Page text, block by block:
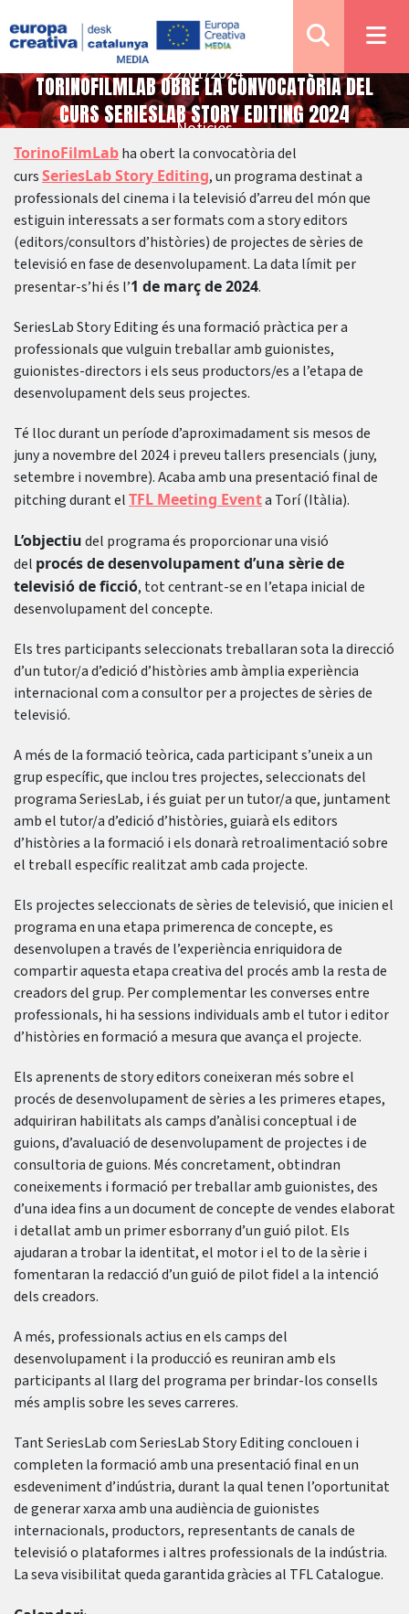
Notícies
TORINOFILMLAB OBRE LA CONVOCATÒRIA DEL
CURS SERIESLAB STORY EDITING 2024
22/01/2024
TorinoFilmLabha obert la convocatòria del
cursSeriesLab Story Editing, un programa destinat a
professionals del cinema i la televisió d’arreu del món que
estiguin interessats a ser formats com a story editors
(editors/consultors d’històries) de projectes de sèries de
televisió en fase de desenvolupament. La data límit per
presentar-s’hi és l’1 de març de 2024.
SeriesLab Story Editing és una formació pràctica per a
professionals que vulguin treballar amb guionistes,
guionistes-directors i els seus productors/es a l’etapa de
desenvolupament dels seus projectes.
Té lloc durant un període d’aproximadament sis mesos de
juny a novembre del 2024 i preveu tallers presencials (juny,
setembre i novembre). Acaba amb una presentació final de
pitching durant elTFL Meeting Eventa Torí (Itàlia).
L’objectiudel programa és proporcionar una visió
del procés de desenvolupament d’una sèrie de
televisió de ficció, tot centrant-se en l’etapa inicial de
desenvolupament del concepte.
Els tres participants seleccionats treballaran sota la direcció
d’un tutor/a d’edició d’històries amb àmplia experiència
internacional com a consultor per a projectes de sèries de
televisió.
A més de la formació teòrica, cada participant s’uneix a un
grup específic, que inclou tres projectes, seleccionats del
programa SeriesLab, i és guiat per un tutor/a que, juntament
amb el tutor/a d’edició d’històries, guiarà els editors
d’històries a la formació i els donarà retroalimentació sobre
el treball específic realitzat amb cada projecte.
Els projectes seleccionats de sèries de televisió, que inicien el
programa en una etapa primerenca de concepte, es
desenvolupen a través de l’experiència enriquidora de
compartir aquesta etapa creativa del procés amb la resta de
creadors del grup. Per complementar les converses entre
professionals, hi ha sessions individuals amb el tutor i editor
d’històries en formació a mesura que avança el projecte.
Els aprenents de story editors coneixeran més sobre el
procés de desenvolupament de sèries a les primeres etapes,
adquiriran habilitats als camps d’anàlisi conceptual i de
guions, d’avaluació de desenvolupament de projectes i de
consultoria de guions. Més concretament, obtindran
coneixements i formació per treballar amb guionistes, des
d’una idea fins a un document de concepte de vendes elaborat
i detallat amb un primer esborrany d’un guió pilot. Els
ajudaran a trobar la identitat, el motor i el to de la sèrie i
fomentaran la redacció d’un guió de pilot fidel a la intenció
dels creadors.
A més, professionals actius en els camps del
desenvolupament i la producció es reuniran amb els
participants al llarg del programa per brindar-los consells
més amplis sobre les seves carreres.
Tant SeriesLab com SeriesLab Story Editing conclouen i
completen la formació amb una presentació final en un
esdeveniment d’indústria, durant la qual tenen l’oportunitat
de generar xarxa amb una audiència de guionistes
internacionals, productors, representants de canals de
televisió o plataformes i altres professionals de la indústria.
La seva visibilitat queda garantida gràcies al TFL Catalogue.